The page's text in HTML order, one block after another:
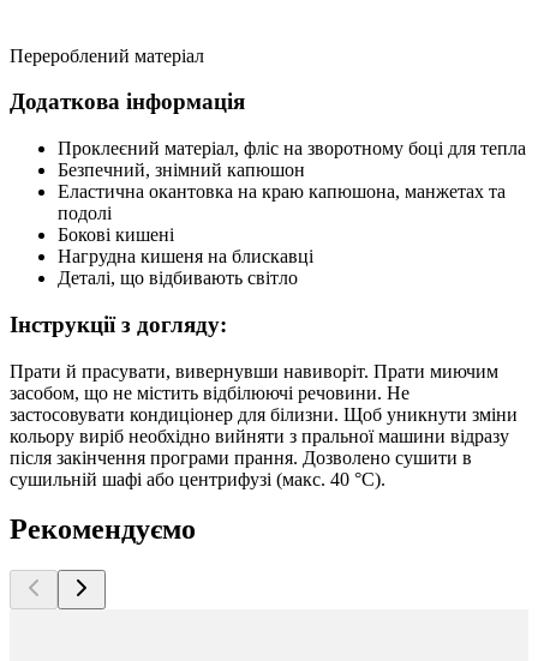
Перероблений матеріал
Додаткова інформація
Проклеєний матеріал, фліс на зворотному боці для тепла
Безпечний, знімний капюшон
Еластична окантовка на краю капюшона, манжетах та
подолі
Бокові кишені
Нагрудна кишеня на блискавці
Деталі, що відбивають світло
Інструкції з догляду:
Прати й прасувати, вивернувши навиворіт. Прати миючим
засобом, що не містить відбілюючі речовини. Не
застосовувати кондиціонер для білизни. Щоб уникнути зміни
кольору виріб необхідно вийняти з пральної машини відразу
після закінчення програми прання. Дозволено сушити в
сушильній шафі або центрифузі (макс. 40 °C).
Рекомендуємо